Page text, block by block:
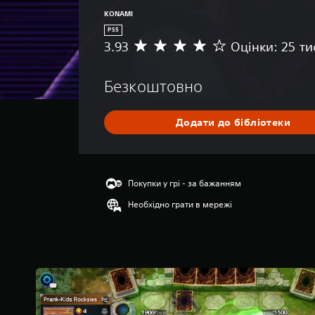
KONAMI
PS5
С
е
н
я
ц
н
а
3
з
п
3.93 Оцінки: 25
Безкоштовно
Додати до бібліотеки
Покупки у грі - за бажанням
Необхідно грати в мережі